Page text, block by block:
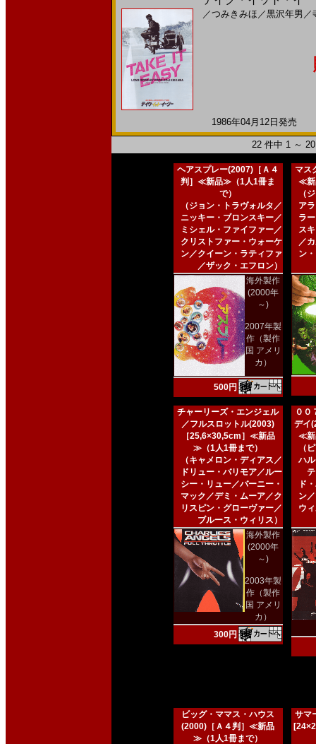
／つみきみほ ／黒沢年男 ／
1986年04月12日発売
22 件中 1 ～
ヘアスプレー(2007)［Ａ４
判］≪新品≫（1人1冊ま
で）
（ジョン・トラヴォルタ／
ニッキー・ブロンスキー／
ミシェル・ファイファー／
クリストファー・ウォーケ
ン／クイーン・ラティファ
／ザック・エフロン）
海外製作
(2000年
～)
2007年製
作（製作
国 アメリ
カ）
500円
マス
≪新
（
ア
ラ
ス
／
ン
チャーリーズ・エンジェル
／フルスロットル(2003)
［25,6×30,5cm］≪新品
≫（1人1冊まで）
（キャメロン・ディアス／
ドリュー・バリモア／ルー
シー・リュー／バーニー・
マック／デミ・ムーア／ク
リスピン・グローヴァー／
ブルース・ウィリス）
海外製作
(2000年
～)
2003年製
作（製作
国 アメリ
カ）
300円
００
デイ
≪新
（
ハ
ド
ン
ウ
ビッグ・ママス・ハウス
(2000)［Ａ４判］≪新品
≫（1人1冊まで）
サマ